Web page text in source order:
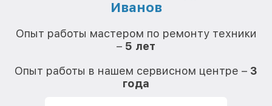
Иванов
Опыт работы мастером по ремонту техники
– 5 лет
Опыт работы в нашем сервисном центре – 3
года